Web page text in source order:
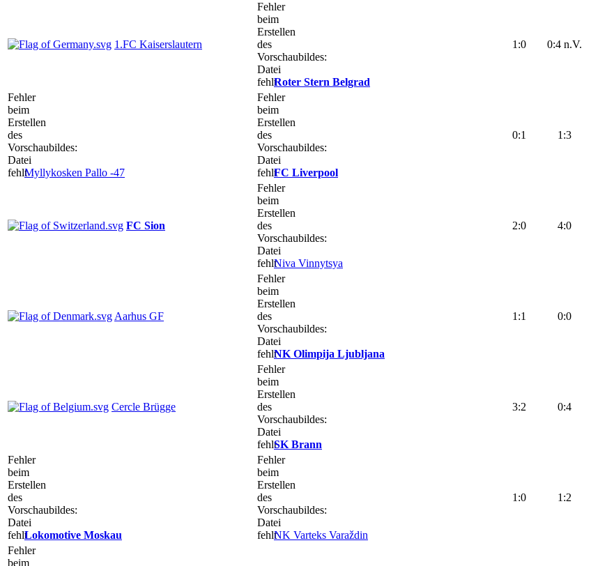
1.FC Kaiserslautern
Fehler
beim
Erstellen
des
Vorschaubildes:
Datei
fehltRoter Stern Belgrad
1:0 0:4 n.V.
Fehler
beim
Erstellen
des
Vorschaubildes:
Datei
fehltMyllykosken Pallo -47
Fehler
beim
Erstellen
des
Vorschaubildes:
Datei
fehltFC Liverpool
0:1 1:3
FC Sion
Fehler
beim
Erstellen
des
Vorschaubildes:
Datei
fehltNiva Vinnytsya
2:0 4:0
Aarhus GF
Fehler
beim
Erstellen
des
Vorschaubildes:
Datei
fehltNK Olimpija Ljubljana
1:1 0:0
Cercle Brügge
Fehler
beim
Erstellen
des
Vorschaubildes:
Datei
fehltSK Brann
3:2 0:4
Fehler
beim
Erstellen
des
Vorschaubildes:
Datei
fehltLokomotive Moskau
Fehler
beim
Erstellen
des
Vorschaubildes:
Datei
fehltNK Varteks Varaždin
1:0 1:2
Fehler
beim